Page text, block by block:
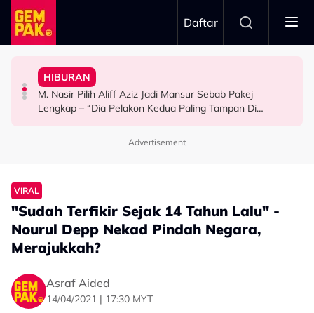
Skip to main content
Daftar
HIBURAN
M. Nasir Pilih Aliff Aziz, Melinda Dadew Hidupkan Kisah
Mansur & Liu
HIBURAN
M. Nasir Pilih Aliff Aziz Jadi Mansur Sebab Pakej
Lengkap – “Dia Pelakon Kedua Paling Tampan Di
GAYA HIDUP
Ramai Masih Bujang Bukan Kerana Memilih Tetapi...
HIBURAN
Impian Yusry Untuk Dikenali Sebagai Penyanyi Rock -
“Bila Saya Cakap Dengan Lisa Nak Buat…”
Advertisement
VIRAL
"Sudah Terfikir Sejak 14 Tahun Lalu" -
Nourul Depp Nekad Pindah Negara,
Merajukkah?
Asraf Aided
14/04/2021 | 17:30 MYT